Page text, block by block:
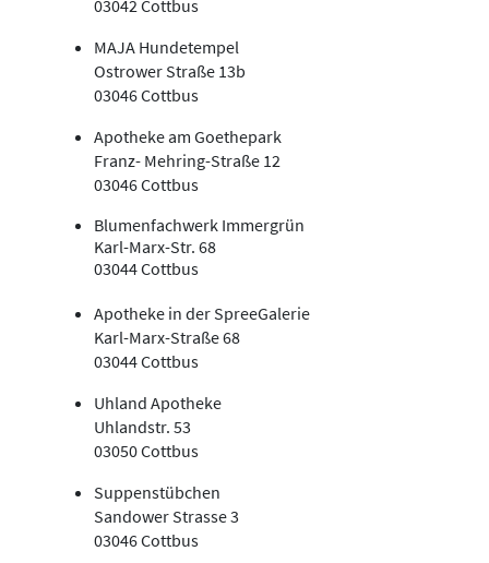
03042 Cottbus
MAJA Hundetempel
Ostrower Straße 13b
03046 Cottbus
Apotheke am Goethepark
Franz- Mehring-Straße 12
03046 Cottbus
Blumenfachwerk Immergrün
Karl-Marx-Str. 68
03044 Cottbus
Apotheke in der SpreeGalerie
Karl-Marx-Straße 68
03044 Cottbus
Uhland Apotheke
Uhlandstr. 53
03050 Cottbus
Suppenstübchen
Sandower Strasse 3
03046 Cottbus